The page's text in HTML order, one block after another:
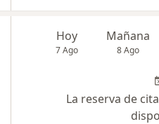
Hoy
7 Ago
Mañana
8 Ago
La reserva de